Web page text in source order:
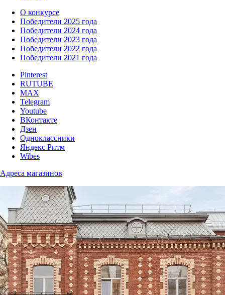
О конкурсе
Победители 2025 года
Победители 2024 года
Победители 2023 года
Победители 2022 года
Победители 2021 года
Pinterest
RUTUBE
MAX
Telegram
Youtube
ВКонтакте
Дзен
Одноклассники
Яндекс Ритм
Wibes
Адреса магазинов